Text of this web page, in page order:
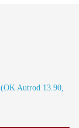
Autrod 13.90,